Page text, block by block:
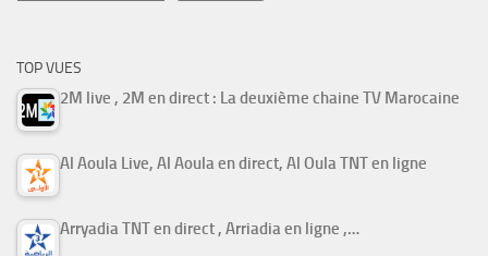
TOP VUES
2M live , 2M en direct : La deuxième chaine TV Marocaine
Al Aoula Live, Al Aoula en direct, Al Oula TNT en ligne
Arryadia TNT en direct , Arriadia en ligne ,…